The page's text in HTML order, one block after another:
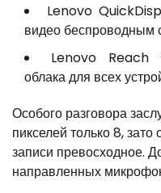
Lenovo
видео беспроводным
Lenovo Reach
облака для всех
Особого разговора
пикселей только 8,
записи превосходное.
направленных